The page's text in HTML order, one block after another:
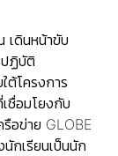
เดินหน้าขับ
ปฏิบัติ
ต้โครงการ
ชื่อมโยงกับ
อข่าย GLOBE
นักเรียนเป็นนัก